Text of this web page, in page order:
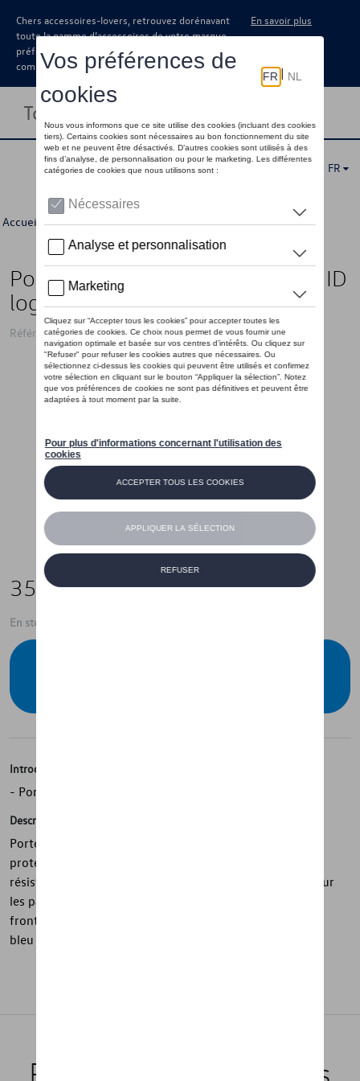
Chers accessoires-lovers, retrouvez dorénavant
toute la gamme d’accessoires de votre marque
préférée sous forme de catalogue à
commander auprès de votre concessionaire.
En savoir plus
Toggle navigation
FR
Accueil >Pour vous >Divers > Détail
Porte-documents de voyage VW ID
logo, noir
Référence: 11G087404
35,01 €
En stock
Introduction
- Porte-documents de voyage avec protection RFID
Description
Porte-documents de voyage sécurisé et durable avec
protection RFID, fabriqué en PET recyclé hydrofuge et
résistant à la déchirure. Il comporte plusieurs poches pour
les passeports, les cartes et les accessoires, une poche
frontale et une fermeture à glissière au dos. Imprimé ID.
bleu moyen sur le devant et imprimé à l'intérieur.
Produits recommandés